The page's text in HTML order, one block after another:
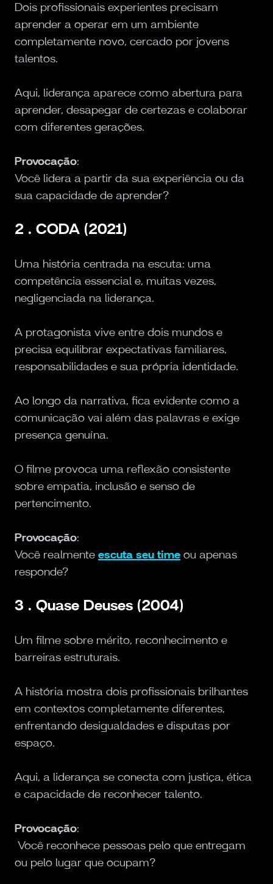
Dois profissionais experientes precisam
aprender a operar em um ambiente
completamente novo, cercado por jovens
talentos.
Aqui, liderança aparece como abertura para
aprender, desapegar de certezas e colaborar
com diferentes gerações.
Provocação:
Você lidera a partir da sua experiência ou da
sua capacidade de aprender?
2 . CODA (2021)
Uma história centrada na escuta: uma
competência essencial e, muitas vezes,
negligenciada na liderança.
A protagonista vive entre dois mundos e
precisa equilibrar expectativas familiares,
responsabilidades e sua própria identidade.
Ao longo da narrativa, fica evidente como a
comunicação vai além das palavras e exige
presença genuína.
O filme provoca uma reflexão consistente
sobre empatia, inclusão e senso de
pertencimento.
Provocação:
Você realmente escuta seu time ou apenas
responde?
3 . Quase Deuses (2004)
Um filme sobre mérito, reconhecimento e
barreiras estruturais.
A história mostra dois profissionais brilhantes
em contextos completamente diferentes,
enfrentando desigualdades e disputas por
espaço.
Aqui, a liderança se conecta com justiça, ética
e capacidade de reconhecer talento.
Provocação:
Você reconhece pessoas pelo que entregam
ou pelo lugar que ocupam?